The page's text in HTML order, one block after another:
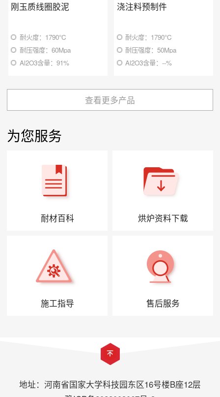
刚玉质线圈胶泥
耐火度：1790℃
耐压强度：60Mpa
Al2O3含量：91%
浇注料预制件
耐火度：1790℃
耐压强度：50Mpa
Al2O3含量：--%
查看更多产品
为您服务
耐材百科 烘炉资料下载
施工指导 售后服务
地址：河南省国家大学科技园东区16号楼B座12层